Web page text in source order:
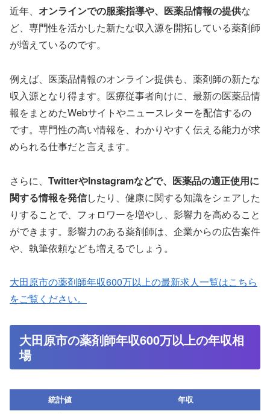
近年、 オンラインでの服薬指導や、医薬品情報の提供な
ど、専門性を活かした新たな収入源を開拓している薬剤師
が増えているのです。
例えば、医薬品情報のオンライン提供も、薬剤師の新たな
収入源となり得ます。医療従事者向けに、最新の医薬品情
報をまとめたWebサイトやニュースレターを配信するの
です。専門性の高い情報を、わかりやすく伝える能力が求
められる仕事だと言えます。
さらに、 TwitterやInstagramなどで、医薬品の適正使用に
関する情報を発信したり、健康に関する知識をシェアした
りすることで、フォロワーを増やし、影響力を高めること
ができます。影響力のある薬剤師は、企業からの広告案件
や、執筆依頼なども増えるでしょう。
大田原市の薬剤師年収600万以上の最新求人一覧はこちら
をご覧ください。
大田原市の薬剤師年収600万以上の年収相
場
統計値
年収